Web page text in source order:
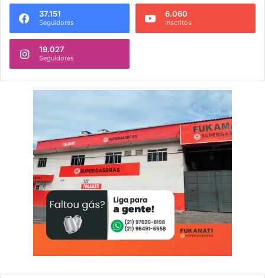
37.151
Seguidores
6.060
Inscritos
19.027
Seguidores